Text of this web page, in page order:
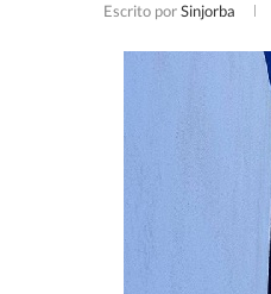
Escrito porSinjorba